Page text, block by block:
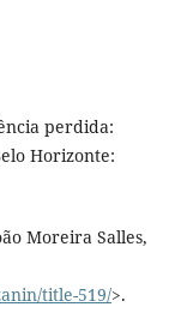
perdida:
Horizonte:
Moreira Salles,
title-519/>.